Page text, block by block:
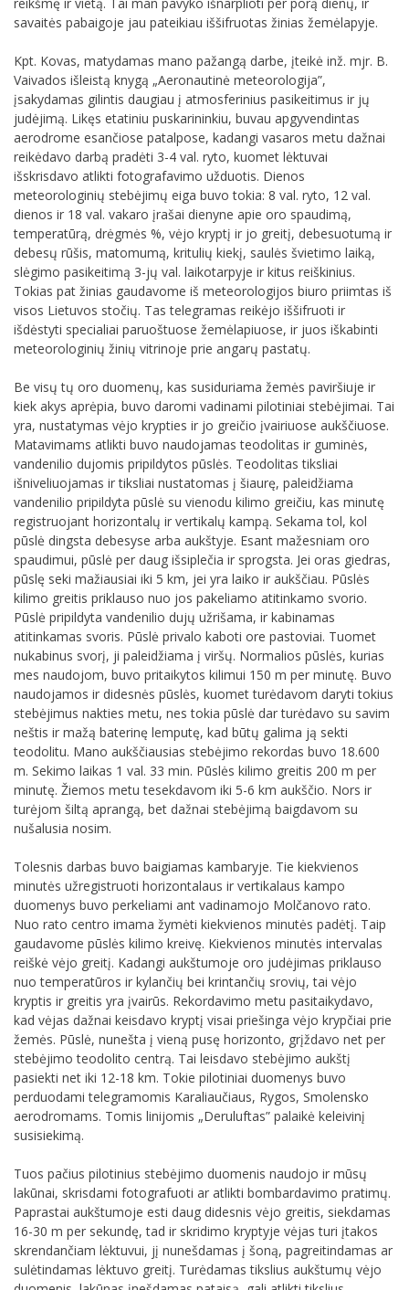
savaitės pabaigoje jau pateikiau iššifruotas žinias žemėlapyje.
Kpt. Kovas, matydamas mano pažangą darbe, įteikė inž. mjr. B.
Vaivados išleistą knygą „Aeronautinė meteorologija”,
įsakydamas gilintis daugiau į atmosferinius pasikeitimus ir jų
judėjimą. Likęs etatiniu puskarininkiu, buvau apgyvendintas
aerodrome esančiose patalpose, kadangi vasaros metu dažnai
reikėdavo darbą pradėti 3-4 val. ryto, kuomet lėktuvai
išskrisdavo atlikti fotografavimo užduotis. Dienos
meteorologinių stebėjimų eiga buvo tokia: 8 val. ryto, 12 val.
dienos ir 18 val. vakaro įrašai dienyne apie oro spaudimą,
temperatūrą, drėgmės %, vėjo kryptį ir jo greitį, debesuotumą ir
debesų rūšis, matomumą, kritulių kiekį, saulės švietimo laiką,
slėgimo pasikeitimą 3-jų val. laikotarpyje ir kitus reiškinius.
Tokias pat žinias gaudavome iš meteorologijos biuro priimtas iš
visos Lietuvos stočių. Tas telegramas reikėjo iššifruoti ir
išdėstyti specialiai paruoštuose žemėlapiuose, ir juos iškabinti
meteorologinių žinių vitrinoje prie angarų pastatų.
Be visų tų oro duomenų, kas susiduriama žemės paviršiuje ir
kiek akys aprėpia, buvo daromi vadinami pilotiniai stebėjimai. Tai
yra, nustatymas vėjo krypties ir jo greičio įvairiuose aukščiuose.
Matavimams atlikti buvo naudojamas teodolitas ir guminės,
vandenilio dujomis pripildytos pūslės. Teodolitas tiksliai
išniveliuojamas ir tiksliai nustatomas į šiaurę, paleidžiama
vandenilio pripildyta pūslė su vienodu kilimo greičiu, kas minutę
registruojant horizontalų ir vertikalų kampą. Sekama tol, kol
pūslė dingsta debesyse arba aukštyje. Esant mažesniam oro
spaudimui, pūslė per daug išsiplečia ir sprogsta. Jei oras giedras,
pūslę seki mažiausiai iki 5 km, jei yra laiko ir aukščiau. Pūslės
kilimo greitis priklauso nuo jos pakeliamo atitinkamo svorio.
Pūslė pripildyta vandenilio dujų užrišama, ir kabinamas
atitinkamas svoris. Pūslė privalo kaboti ore pastoviai. Tuomet
nukabinus svorį, ji paleidžiama į viršų. Normalios pūslės, kurias
mes naudojom, buvo pritaikytos kilimui 150 m per minutę. Buvo
naudojamos ir didesnės pūslės, kuomet turėdavom daryti tokius
stebėjimus nakties metu, nes tokia pūslė dar turėdavo su savim
neštis ir mažą baterinę lemputę, kad būtų galima ją sekti
teodolitu. Mano aukščiausias stebėjimo rekordas buvo 18.600
m. Sekimo laikas 1 val. 33 min. Pūslės kilimo greitis 200 m per
minutę. Žiemos metu tesekdavom iki 5-6 km aukščio. Nors ir
turėjom šiltą aprangą, bet dažnai stebėjimą baigdavom su
nušalusia nosim.
Tolesnis darbas buvo baigiamas kambaryje. Tie kiekvienos
minutės užregistruoti horizontalaus ir vertikalaus kampo
duomenys buvo perkeliami ant vadinamojo Molčanovo rato.
Nuo rato centro imama žymėti kiekvienos minutės padėtį. Taip
gaudavome pūslės kilimo kreivę. Kiekvienos minutės intervalas
reiškė vėjo greitį. Kadangi aukštumoje oro judėjimas priklauso
nuo temperatūros ir kylančių bei krintančių srovių, tai vėjo
kryptis ir greitis yra įvairūs. Rekordavimo metu pasitaikydavo,
kad vėjas dažnai keisdavo kryptį visai priešinga vėjo krypčiai prie
žemės. Pūslė, nunešta į vieną pusę horizonto, grįždavo net per
stebėjimo teodolito centrą. Tai leisdavo stebėjimo aukštį
pasiekti net iki 12-18 km. Tokie pilotiniai duomenys buvo
perduodami telegramomis Karaliaučiaus, Rygos, Smolensko
aerodromams. Tomis linijomis „Deruluftas” palaikė keleivinį
susisiekimą.
Tuos pačius pilotinius stebėjimo duomenis naudojo ir mūsų
lakūnai, skrisdami fotografuoti ar atlikti bombardavimo pratimų.
Paprastai aukštumoje esti daug didesnis vėjo greitis, siekdamas
16-30 m per sekundę, tad ir skridimo kryptyje vėjas turi įtakos
skrendančiam lėktuvui, jį nunešdamas į šoną, pagreitindamas ar
sulėtindamas lėktuvo greitį. Turėdamas tikslius aukštumų vėjo